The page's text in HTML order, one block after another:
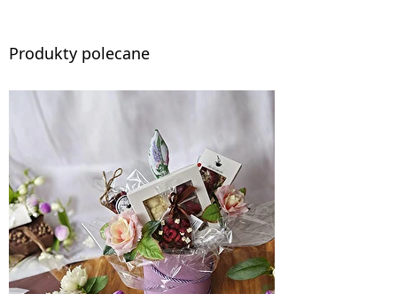
Produkty polecane